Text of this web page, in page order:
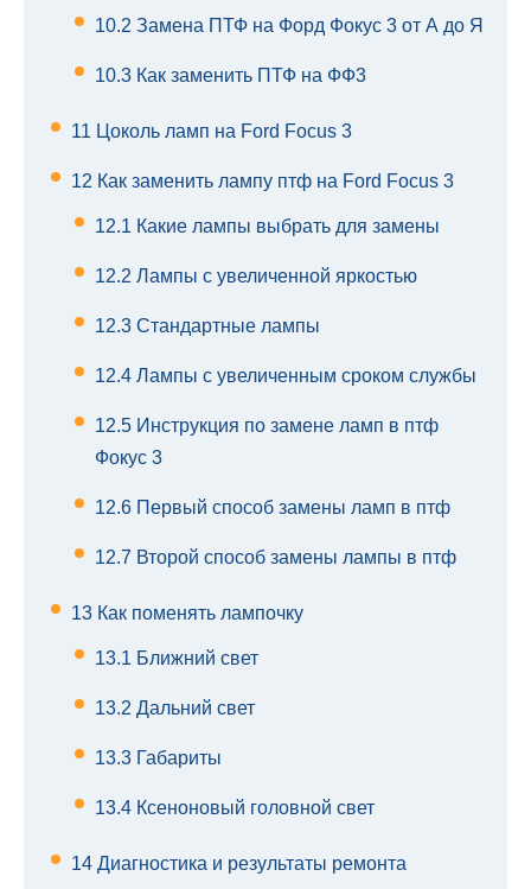
10.2 Замена ПТФ на Форд Фокус 3 от А до Я
10.3 Как заменить ПТФ на ФФ3
11 Цоколь ламп на Ford Focus 3
12 Как заменить лампу птф на Ford Focus 3
12.1 Какие лампы выбрать для замены
12.2 Лампы с увеличенной яркостью
12.3 Стандартные лампы
12.4 Лампы с увеличенным сроком службы
12.5 Инструкция по замене ламп в птф
Фокус 3
12.6 Первый способ замены ламп в птф
12.7 Второй способ замены лампы в птф
13 Как поменять лампочку
13.1 Ближний свет
13.2 Дальний свет
13.3 Габариты
13.4 Ксеноновый головной свет
14 Диагностика и результаты ремонта